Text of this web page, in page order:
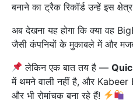
बनाने का ट्रैक रिकॉर्ड उन्हें इस
अब देखना यह होगा कि क्या वह
जैसी कंपनियों के मुकाबले में और
लेकिन एक बात तय है —
में थमने वाली नहीं है, और
और भी रोमांचक बना रहे हैं!